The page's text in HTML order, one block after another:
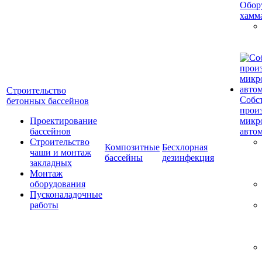
Строительство
бетонных бассейнов
Проектирование
бассейнов
Строительство
чаши и монтаж
закладных
Монтаж
оборудования
Пусконаладочные
работы
Композитные
бассейны
Бесхлорная
дезинфекция